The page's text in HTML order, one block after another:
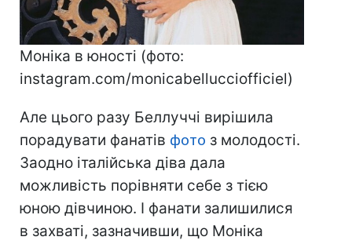
Моніка в юності (фото:
instagram.com/monicabellucciofficiel)
Але цього разу Беллуччі вирішила
порадувати фанатів фото з молодості.
Заодно італійська діва дала
можливість порівняти себе з тією
юною дівчиною. І фанати залишилися
в захваті, зазначивши, що Моніка